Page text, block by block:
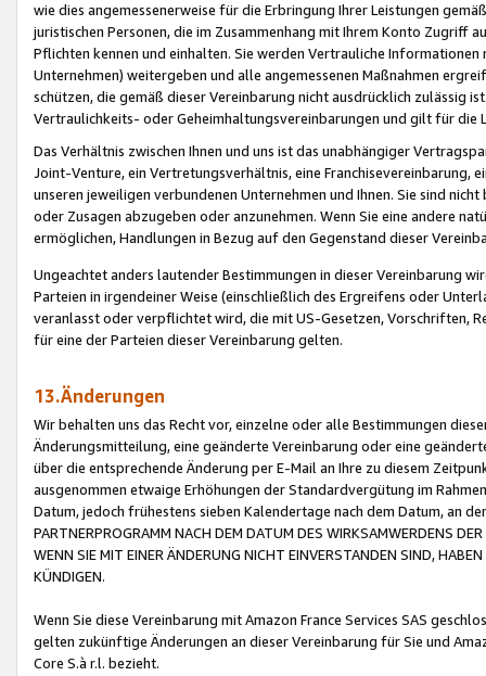
wie dies angemessenerweise für die Erbringung Ihrer Leistungen
juristischen Personen, die im Zusammenhang mit Ihrem Konto
Pflichten kennen und einhalten. Sie werden Vertrauliche
Unternehmen) weitergeben und alle angemessenen Maßnahmen
schützen, die gemäß dieser Vereinbarung nicht ausdrücklich zulässig
Vertraulichkeits- oder Geheimhaltungsvereinbarungen und gilt für die
Das Verhältnis zwischen Ihnen und uns ist das unabhängiger
Joint-Venture, ein Vertretungsverhältnis, eine Franchisevereinbarung,
unseren jeweiligen verbundenen Unternehmen und Ihnen. Sie sind
oder Zusagen abzugeben oder anzunehmen. Wenn Sie eine andere
ermöglichen, Handlungen in Bezug auf den Gegenstand dieser
Ungeachtet anders lautender Bestimmungen in dieser Vereinbarung
Parteien in irgendeiner Weise (einschließlich des Ergreifens oder
veranlasst oder verpflichtet wird, die mit US-Gesetzen, Vorschriften,
für eine der Parteien dieser Vereinbarung gelten.
13.Änderungen
Wir behalten uns das Recht vor, einzelne oder alle Bestimmungen
Änderungsmitteilung, eine geänderte Vereinbarung oder eine
über die entsprechende Änderung per E-Mail an Ihre zu diesem
ausgenommen etwaige Erhöhungen der Standardvergütung im
Datum, jedoch frühestens sieben Kalendertage nach dem Datum, an
PARTNERPROGRAMM NACH DEM DATUM DES WIRKSAMWERDENS
WENN SIE MIT EINER ÄNDERUNG NICHT EINVERSTANDEN SIND,
KÜNDIGEN.
Wenn Sie diese Vereinbarung mit Amazon France Services SAS
gelten zukünftige Änderungen an dieser Vereinbarung für Sie und
Core S.à r.l. bezieht.